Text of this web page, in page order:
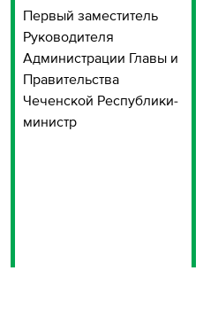
Первый заместитель
Руководителя
Администрации Главы и
Правительства
Чеченской Республики-
министр